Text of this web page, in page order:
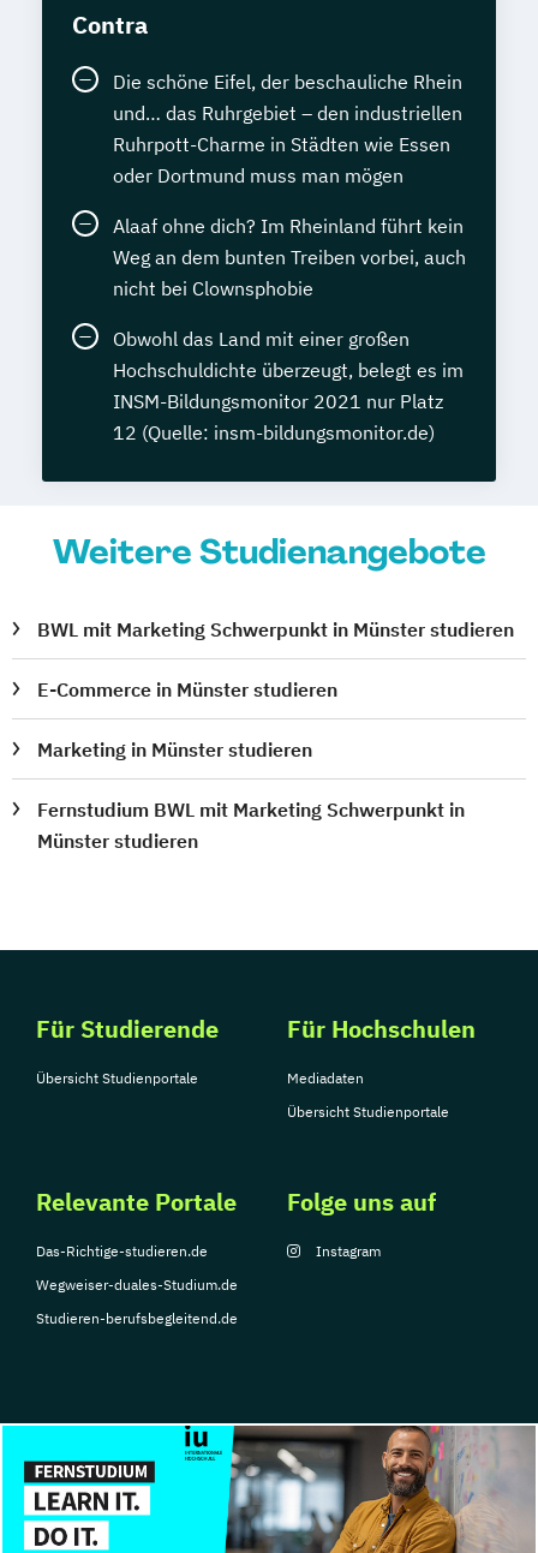
Contra
Die schöne Eifel, der beschauliche Rhein
und… das Ruhrgebiet – den industriellen
Ruhrpott-Charme in Städten wie Essen
oder Dortmund muss man mögen
Alaaf ohne dich? Im Rheinland führt kein
Weg an dem bunten Treiben vorbei, auch
nicht bei Clownsphobie
Obwohl das Land mit einer großen
Hochschuldichte überzeugt, belegt es im
INSM-Bildungsmonitor 2021 nur Platz
12 (Quelle: insm-bildungsmonitor.de)
Weitere Studienangebote
BWL mit Marketing Schwerpunkt in Münster studieren
E-Commerce in Münster studieren
Marketing in Münster studieren
Fernstudium BWL mit Marketing Schwerpunkt in
Münster studieren
Für Studierende
Übersicht Studienportale
Für Hochschulen
Mediadaten
Übersicht Studienportale
Relevante Portale
Das-Richtige-studieren.de
Wegweiser-duales-Studium.de
Studieren-berufsbegleitend.de
Folge uns auf
Instagram
© Copyright 2026, TarGroup Media GmbH
Impressum
Datenschutzerklärung Nutzungsbedingungen